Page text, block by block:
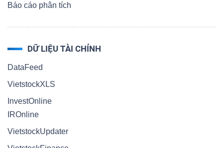
Báo cáo phân tích
DỮ LIỆU TÀI CHÍNH
DataFeed
VietstockXLS
InvestOnline
IROnline
VietstockUpdater